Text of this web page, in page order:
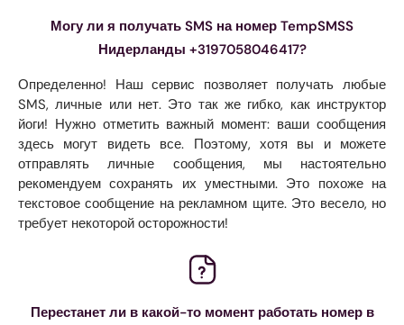
Могу ли я получать SMS на номер TempSMSS
Нидерланды +3197058046417?
Определенно! Наш сервис позволяет получать любые
SMS, личные или нет. Это так же гибко, как инструктор
йоги! Нужно отметить важный момент: ваши сообщения
здесь могут видеть все. Поэтому, хотя вы и можете
отправлять личные сообщения, мы настоятельно
рекомендуем сохранять их уместными. Это похоже на
текстовое сообщение на рекламном щите. Это весело, но
требует некоторой осторожности!
Перестанет ли в какой-то момент работать номер в